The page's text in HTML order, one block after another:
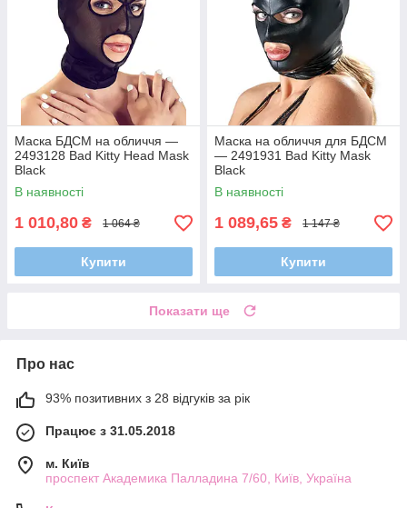
Маска БДСМ на обличчя —
2493128 Bad Kitty Head Mask
Black
В наявності
1 010,80 ₴ 1 064 ₴
Купити
Маска на обличчя для БДСМ
— 2491931 Bad Kitty Mask
Black
В наявності
1 089,65 ₴ 1 147 ₴
Купити
Показати ще
Про нас
93% позитивних з 28 відгуків за рік
Працює з 31.05.2018
м. Київ
проспект Академика Палладина 7/60, Київ, Україна